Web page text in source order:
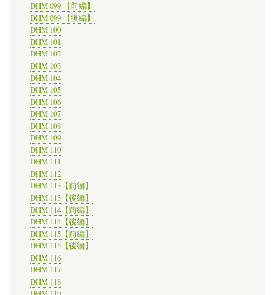
DHM 099 【前編】
DHM 099 【後編】
DHM 100
DHM 101
DHM 102
DHM 103
DHM 104
DHM 105
DHM 106
DHM 107
DHM 108
DHM 109
DHM 110
DHM 111
DHM 112
DHM 113【前編】
DHM 113【後編】
DHM 114【前編】
DHM 114【後編】
DHM 115【前編】
DHM 115【後編】
DHM 116
DHM 117
DHM 118